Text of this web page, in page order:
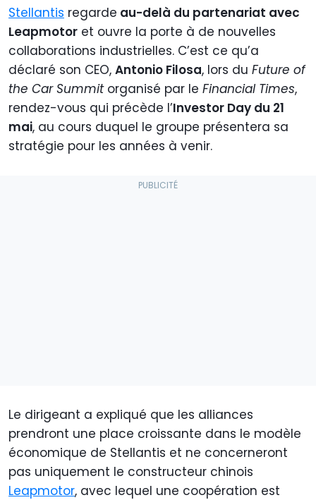
Stellantis regarde au-delà du partenariat avec
Leapmotor et ouvre la porte à de nouvelles
collaborations industrielles. C’est ce qu’a
déclaré son CEO, Antonio Filosa, lors du Future of
the Car Summitorganisé par le Financial Times,
rendez-vous qui précède l’Investor Day du 21
mai, au cours duquel le groupe présentera sa
stratégie pour les années à venir.
Le dirigeant a expliqué que les alliances
prendront une place croissante dans le modèle
économique de Stellantis et ne concerneront
pas uniquement le constructeur chinois
Leapmotor, avec lequel une coopération est